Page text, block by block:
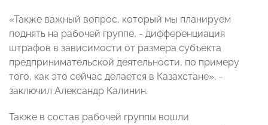
«Также важный вопрос, который мы планируем
поднять на рабочей группе, - дифференциация
штрафов в зависимости от размера субъекта
предпринимательской деятельности, по примеру
того, как это сейчас делается в Казахстане», -
заключил Александр Калинин.
Также в состав рабочей группы вошли